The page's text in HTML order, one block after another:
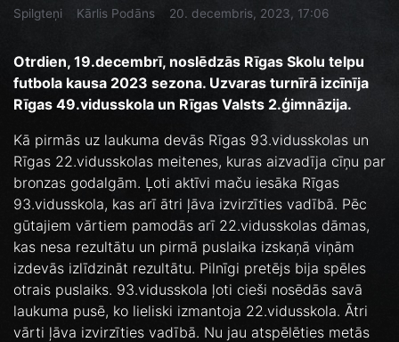
Spilgteņi Kārlis Podāns 20. decembris, 2023, 17:06
Otrdien, 19.decembrī, noslēdzās Rīgas Skolu telpu
futbola kausa 2023 sezona. Uzvaras turnīrā izcīnīja
Rīgas 49.vidusskola un Rīgas Valsts 2.ģimnāzija.
Kā pirmās uz laukuma devās Rīgas 93.vidusskolas un
Rīgas 22.vidusskolas meitenes, kuras aizvadīja cīņu par
bronzas godalgām. Ļoti aktīvi maču iesāka Rīgas
93.vidusskola, kas arī ātri ļāva izvirzīties vadībā. Pēc
gūtajiem vārtiem pamodās arī 22.vidusskolas dāmas,
kas nesa rezultātu un pirmā puslaika izskaņā viņām
izdevās izlīdzināt rezultātu. Pilnīgi pretējs bija spēles
otrais puslaiks. 93.vidusskola ļoti cieši nosēdās savā
laukuma pusē, ko lieliski izmantoja 22.vidusskola. Ātri
vārti ļāva izvirzīties vadībā. Nu jau atspēlēties metās